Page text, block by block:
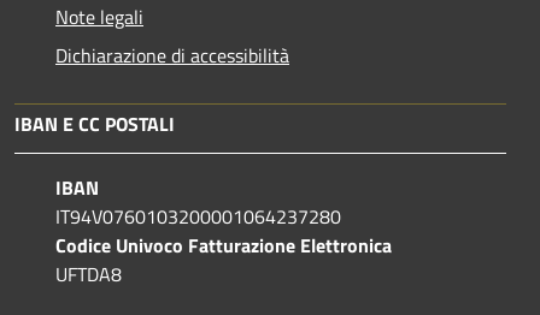
Note legali
Dichiarazione di accessibilità
IBAN E CC POSTALI
IBAN
IT94V0760103200001064237280
Codice Univoco Fatturazione Elettronica
UFTDA8